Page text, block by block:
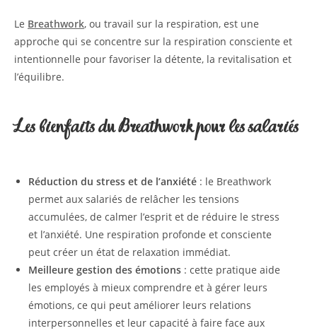
Le Breathwork, ou travail sur la respiration, est une
approche qui se concentre sur la respiration consciente et
intentionnelle pour favoriser la détente, la revitalisation et
l’équilibre.
Les bienfaits du Breathwork pour les salariés
Réduction du stress et de l’anxiété : le Breathwork
permet aux salariés de relâcher les tensions
accumulées, de calmer l’esprit et de réduire le stress
et l’anxiété. Une respiration profonde et consciente
peut créer un état de relaxation immédiat.
Meilleure gestion des émotions : cette pratique aide
les employés à mieux comprendre et à gérer leurs
émotions, ce qui peut améliorer leurs relations
interpersonnelles et leur capacité à faire face aux